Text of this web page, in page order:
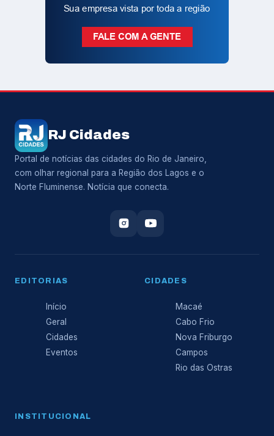
RJ Cidades
Portal de notícias das cidades do Rio de Janeiro,
com olhar regional para a Região dos Lagos e o
Norte Fluminense. Notícia que conecta.
EDITORIAS
Início
Geral
Cidades
Eventos
CIDADES
Macaé
Cabo Frio
Nova Friburgo
Campos
Rio das Ostras
INSTITUCIONAL